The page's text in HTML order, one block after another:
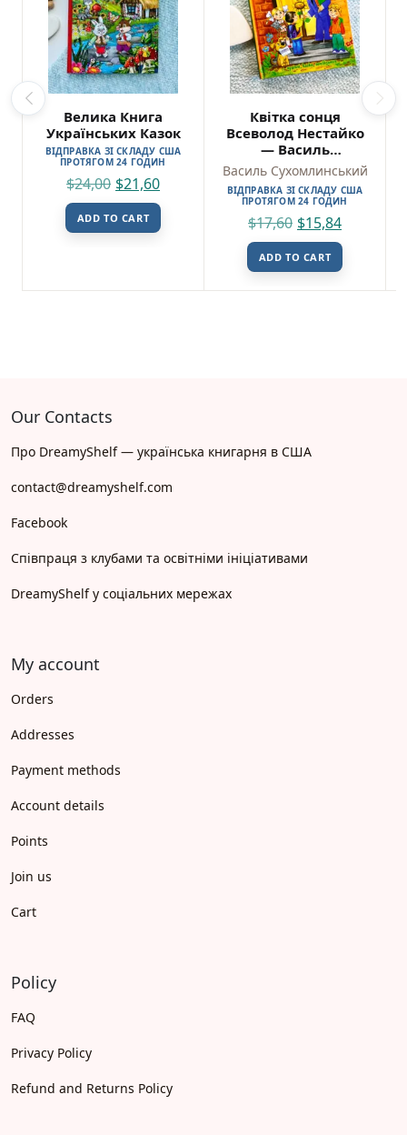
Велика Книга
Українських Казок
ВІДПРАВКА ЗІ СКЛАДУ США
ПРОТЯГОМ 24 ГОДИН
$24,00 $21,60
ADD TO CART
Квітка сонця
Всеволод Нестайко
— Василь
Сухомлинський
Василь Сухомлинський
ВІДПРАВКА ЗІ СКЛАДУ США
ПРОТЯГОМ 24 ГОДИН
$17,60 $15,84
ADD TO CART
Our Contacts
Про DreamyShelf — українська книгарня в США
contact@dreamyshelf.com
Facebook
Співпраця з клубами та освітніми ініціативами
DreamyShelf у соціальних мережах
My account
Orders
Addresses
Payment methods
Account details
Points
Join us
Cart
Policy
FAQ
Privacy Policy
Refund and Returns Policy